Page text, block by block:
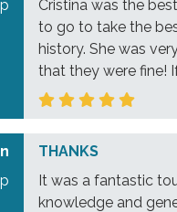
Cristina was the
to go to take the
history. She was
that they were fine!
THANKS
It was a fantastic
knowledge and